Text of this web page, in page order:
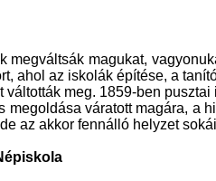
magukat,
ahol az iskolák építése, a
meg. 1859-ben
váratott magára,
az akkor fennálló helyzet